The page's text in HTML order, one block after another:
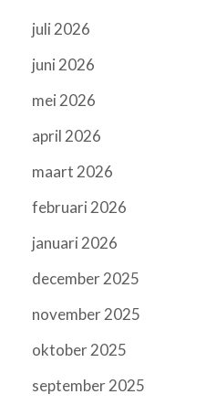
juli 2026
juni 2026
mei 2026
april 2026
maart 2026
februari 2026
januari 2026
december 2025
november 2025
oktober 2025
september 2025